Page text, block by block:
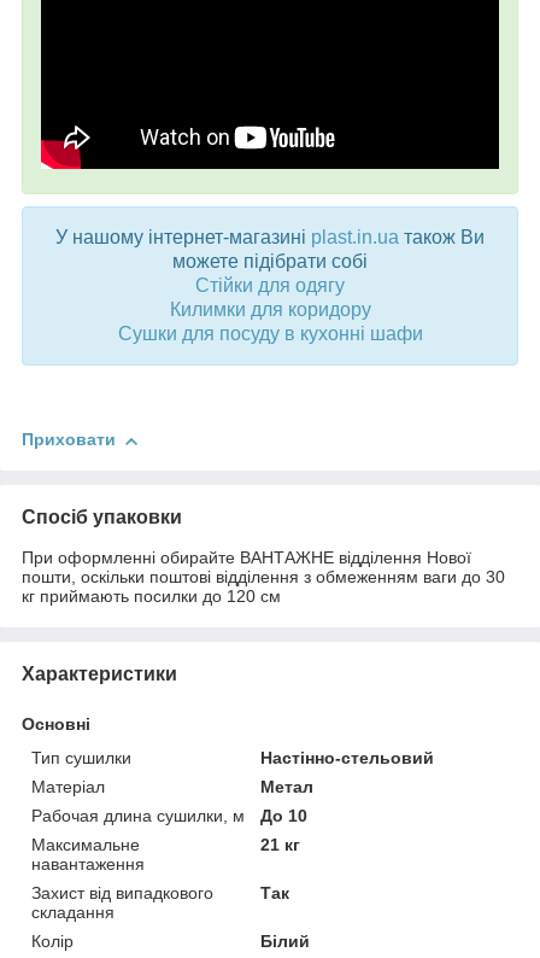
У нашому інтернет-магазині plast.in.ua також Ви
можете підібрати собі
Стійки для одягу
Килимки для коридору
Сушки для посуду в кухонні шафи
Приховати
Спосіб упаковки
При оформленні обирайте ВАНТАЖНЕ відділення Нової
пошти, оскільки поштові відділення з обмеженням ваги до 30
кг приймають посилки до 120 см
Характеристики
Основні
Тип сушилки
Настінно-стельовий
Матеріал
Метал
Рабочая длина сушилки, м
До 10
Максимальне
навантаження
21 кг
Захист від випадкового
складання
Так
Колір Білий